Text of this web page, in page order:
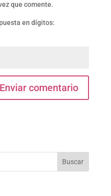
que comente.
en dígitos: